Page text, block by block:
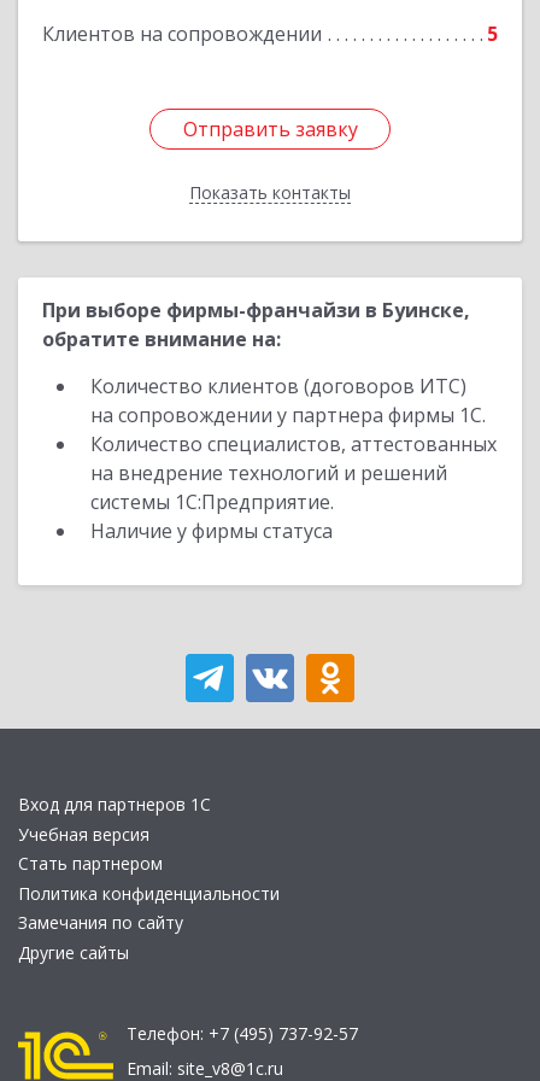
Клиентов на сопровождении 5
Отправить заявку
Показать контакты
Подробнее
Отправить заявку
Назад
При выборе фирмы-франчайзи в Буинске,
обратите внимание на:
Количество клиентов (договоров ИТС)
на сопровождении у партнера фирмы 1С.
Количество специалистов, аттестованных
на внедрение технологий и решений
системы 1С:Предприятие.
Наличие у фирмы статуса
Вход для партнеров 1С
Учебная версия
Стать партнером
Политика конфиденциальности
Замечания по сайту
Другие сайты
Телефон: +7 (495) 737-92-57
Email: site_v8@1c.ru